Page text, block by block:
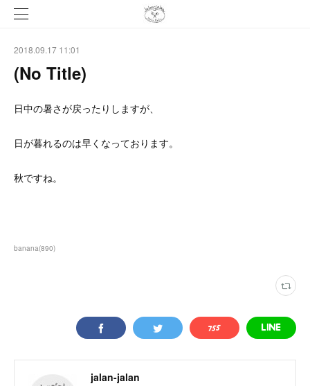
2018.09.17 11:01
(No Title)
日中の暑さが戻ったりしますが、
日が暮れるのは早くなっております。
秋ですね。
banana(890)
jalan-jalan